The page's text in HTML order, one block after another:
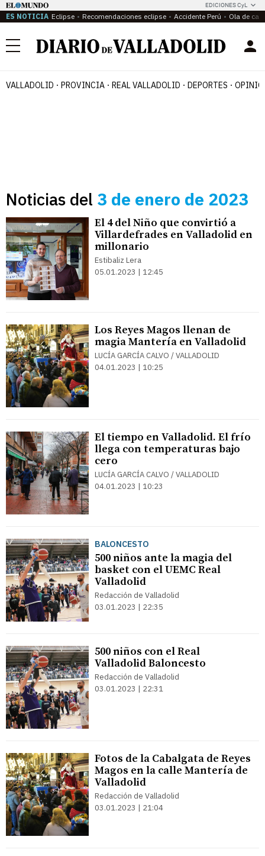
EDICIONES CyL
ES NOTICIA Eclipse Recomendaciones eclipse Accidente Perú Ola de
Menú
VALLADOLID PROVINCIA REAL VALLADOLID DEPORTES
Noticias del 3 de enero de 2023
El 4 del Niño que convirtió a
Villardefrades en Valladolid en
millonario
Estibaliz Lera
05.01.2023 | 12:45
Los Reyes Magos llenan de
magia Mantería en Valladolid
LUCÍA GARCÍA CALVO / VALLADOLID
04.01.2023 | 10:25
El tiempo en Valladolid. El frío
llega con temperaturas bajo
cero
LUCÍA GARCÍA CALVO / VALLADOLID
04.01.2023 | 10:23
BALONCESTO
500 niños ante la magia del
basket con el UEMC Real
Valladolid
Redacción de Valladolid
03.01.2023 | 22:35
500 niños con el Real
Valladolid Baloncesto
Redacción de Valladolid
03.01.2023 | 22:31
Fotos de la Cabalgata de Reyes
Magos en la calle Mantería de
Valladolid
Redacción de Valladolid
03.01.2023 | 21:04